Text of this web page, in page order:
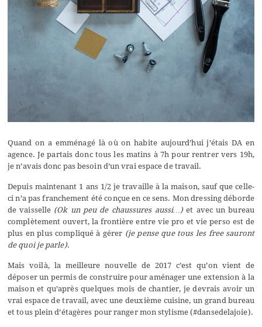
Quand on a emménagé là où on habite aujourd’hui j’étais DA en
agence. Je partais donc tous les matins à 7h pour rentrer vers 19h,
je n’avais donc pas besoin d’un vrai espace de travail.
Depuis maintenant 1 ans 1/2 je travaille à la maison, sauf que celle-
ci n’a pas franchement été conçue en ce sens. Mon dressing déborde
de vaisselle (Ok un peu de chaussures aussi…) et avec un bureau
complètement ouvert, la frontière entre vie pro et vie perso est de
plus en plus compliqué à gérer (je pense que tous les free sauront
de quoi je parle).
Mais voilà, la meilleure nouvelle de 2017 c’est qu’on vient de
déposer un permis de construire pour aménager une extension à la
maison et qu’après quelques mois de chantier, je devrais avoir un
vrai espace de travail, avec une deuxième cuisine, un grand bureau
et tous plein d’étagères pour ranger mon stylisme (#dansedelajoie).